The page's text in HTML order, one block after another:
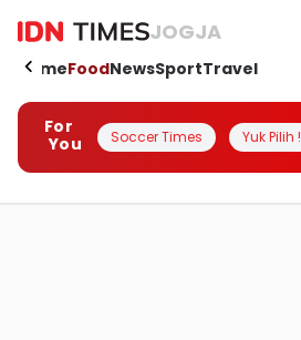
JOGJA
HomeFoodNewsSportTravel
For
You
Soccer Times Yuk Pilih !